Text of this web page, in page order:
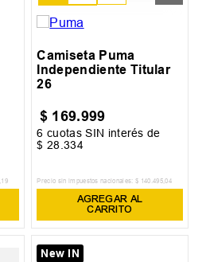
19
XL XXL
Camiseta Puma
Independiente Titular
26
$ 169.999
6 cuotas SIN interés de
$ 28 .334
Precio sin impuestos nacionales: $ 140 495,04
AGREGAR AL
CARRITO
New IN